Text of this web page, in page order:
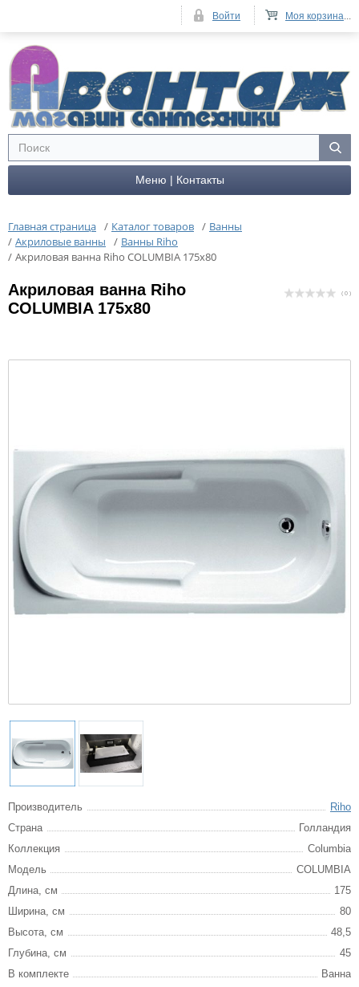
Меню | Контакты
Главная страница / Каталог товаров / Ванны
/ Акриловые ванны / Ванны Riho
/ Акриловая ванна Riho COLUMBIA 175x80
Акриловая ванна Riho
COLUMBIA 175x80
( 0 )
Производитель
Riho
Страна
Голландия
Коллекция
Columbia
Модель
COLUMBIA
Длина, см
175
Ширина, см
80
Высота, см
48,5
Глубина, см
45
В комплекте
Ванна
Моя корзина...
Войти